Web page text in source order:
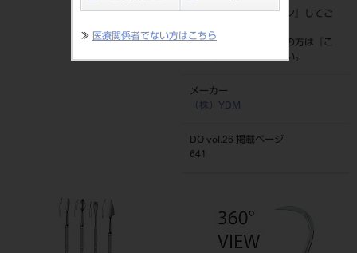
≫ 医療関係者でない方はこちら
価格の確認は『ログイン
』してご
ネット会員登録がまだの方は『
こ
ちら』より登録ください。
メーカー
（株）YDM
DO vol.26 掲載ページ
641